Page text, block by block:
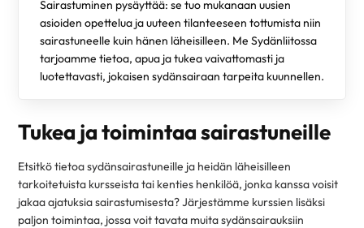
Sairastuminen pysäyttää: se tuo mukanaan uusien
asioiden opettelua ja uuteen tilanteeseen tottumista niin
sairastuneelle kuin hänen läheisilleen. Me Sydänliitossa
tarjoamme tietoa, apua ja tukea vaivattomasti ja
luotettavasti, jokaisen sydänsairaan tarpeita kuunnellen.
Tukea ja toimintaa sairastuneille
Etsitkö tietoa sydänsairastuneille ja heidän läheisilleen
tarkoitetuista kursseista tai kenties henkilöä, jonka kanssa voisit
jakaa ajatuksia sairastumisesta? Järjestämme kurssien lisäksi
paljon toimintaa, jossa voit tavata muita sydänsairauksiin